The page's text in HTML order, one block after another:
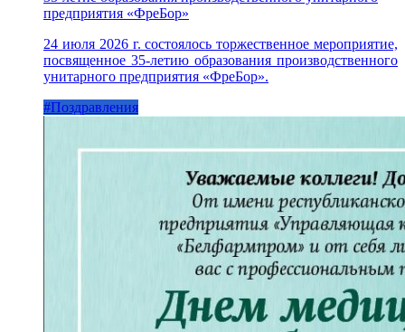
предприятия «ФреБор»
24 июля 2026 г. состоялось торжественное мероприятие,
посвященное 35-летию образования производственного
унитарного предприятия «ФреБор».
#Поздравления